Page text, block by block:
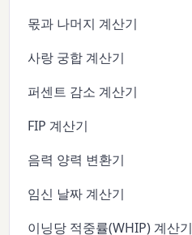
몫과 나머지 계산기
사랑 궁합 계산기
퍼센트 감소 계산기
FIP 계산기
음력 양력 변환기
임신 날짜 계산기
이닝당 적중률(WHIP) 계산기